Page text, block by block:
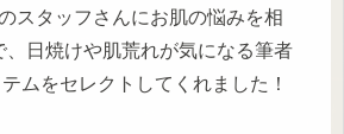
スタッフさんにお肌の悩みを相
、日焼けや肌荒れが気になる筆者
ムをセレクトしてくれました！